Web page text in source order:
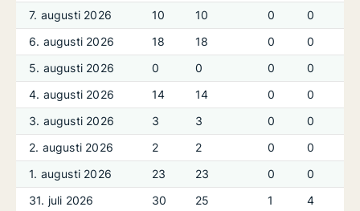
7. augusti 2026
10 10 0
0
6. augusti 2026
18 18 0
0
5. augusti 2026
0 0 0
0
4. augusti 2026
14 14 0
0
3. augusti 2026
3 3 0
0
2. augusti 2026
2 2 0
0
1. augusti 2026
23 23 0
0
31. juli 2026
30 25 1
4